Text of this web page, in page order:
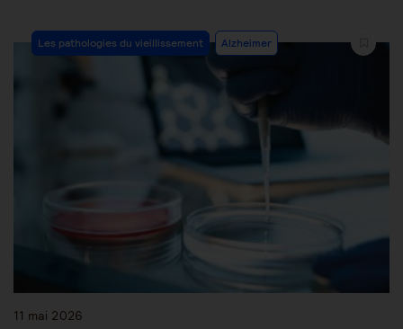
Les pathologies du vieillissement Alzheimer
11 mai 2026